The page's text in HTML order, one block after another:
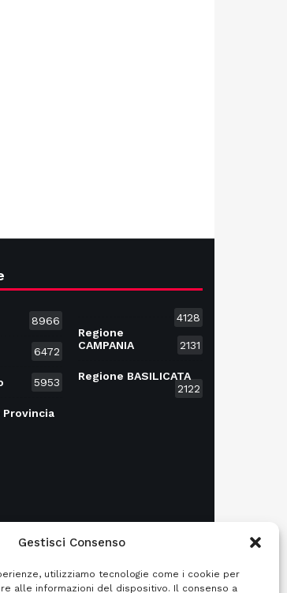
Gestisci Consenso
utilizziamo tecnologie come i cookie per
alle informazioni del dispositivo. Il consenso a
8966
6472
5953
Provincia
4128
Regione
CAMPANIA
2131
Regione BASILICATA
2122